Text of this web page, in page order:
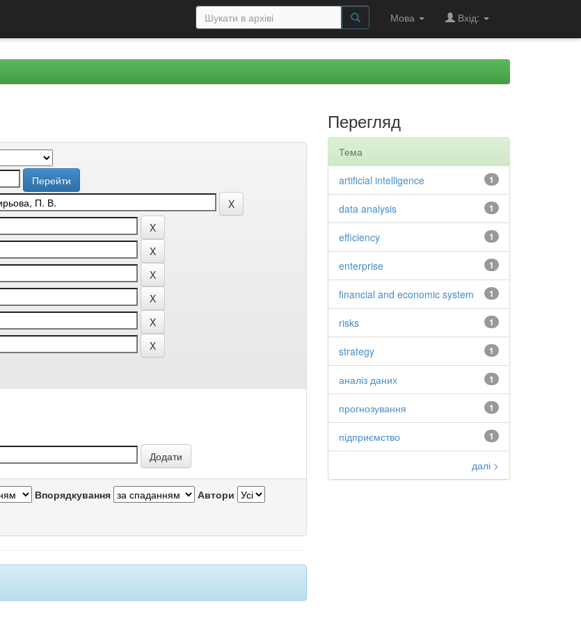
Мова Вхід:
Впорядкування Автори
Перегляд
Тема
1
artificial intelligence
1
data analysis
1
efficiency
1
enterprise
1
financial and economic system
1
risks
1
strategy
1
аналіз даних
1
прогнозування
1
підприємство
далі >